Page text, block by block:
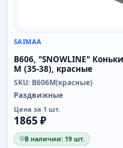
SAIMAA
B606, "SNOWLINE"
M (35-38), красные
SKU: B606M(красные)
Раздвижные
Цена за 1 шт.
1865 ₽
В наличии: 19 шт.